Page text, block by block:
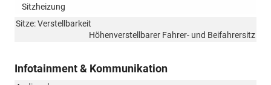
Sitzheizung
Sitze: Verstellbarkeit
Höhenverstellbarer Fahrer- und Beifahrersitz
Infotainment & Kommunikation